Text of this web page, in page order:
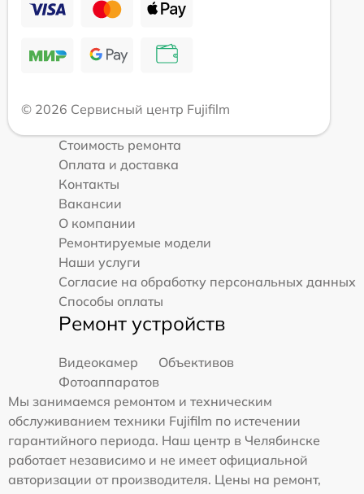
© 2026 Сервисный центр Fujifilm
Стоимость ремонта
Оплата и доставка
Контакты
Вакансии
О компании
Ремонтируемые модели
Наши услуги
Согласие на обработку персональных данных
Способы оплаты
Ремонт устройств
Видеокамер
Объективов
Фотоаппаратов
Мы занимаемся ремонтом и техническим
обслуживанием техники Fujifilm по истечении
гарантийного периода. Наш центр в Челябинске
работает независимо и не имеет официальной
авторизации от производителя. Цены на ремонт,